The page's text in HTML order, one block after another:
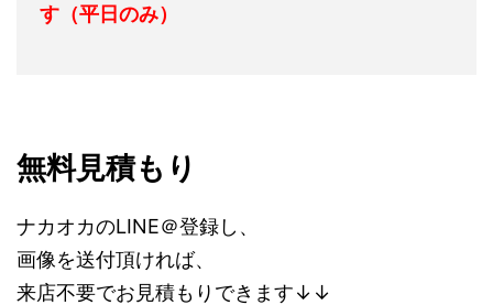
す（平日のみ）
無料見積もり
ナカオカのLINE＠登録し、
画像を送付頂ければ、
来店不要でお見積もりできます↓↓